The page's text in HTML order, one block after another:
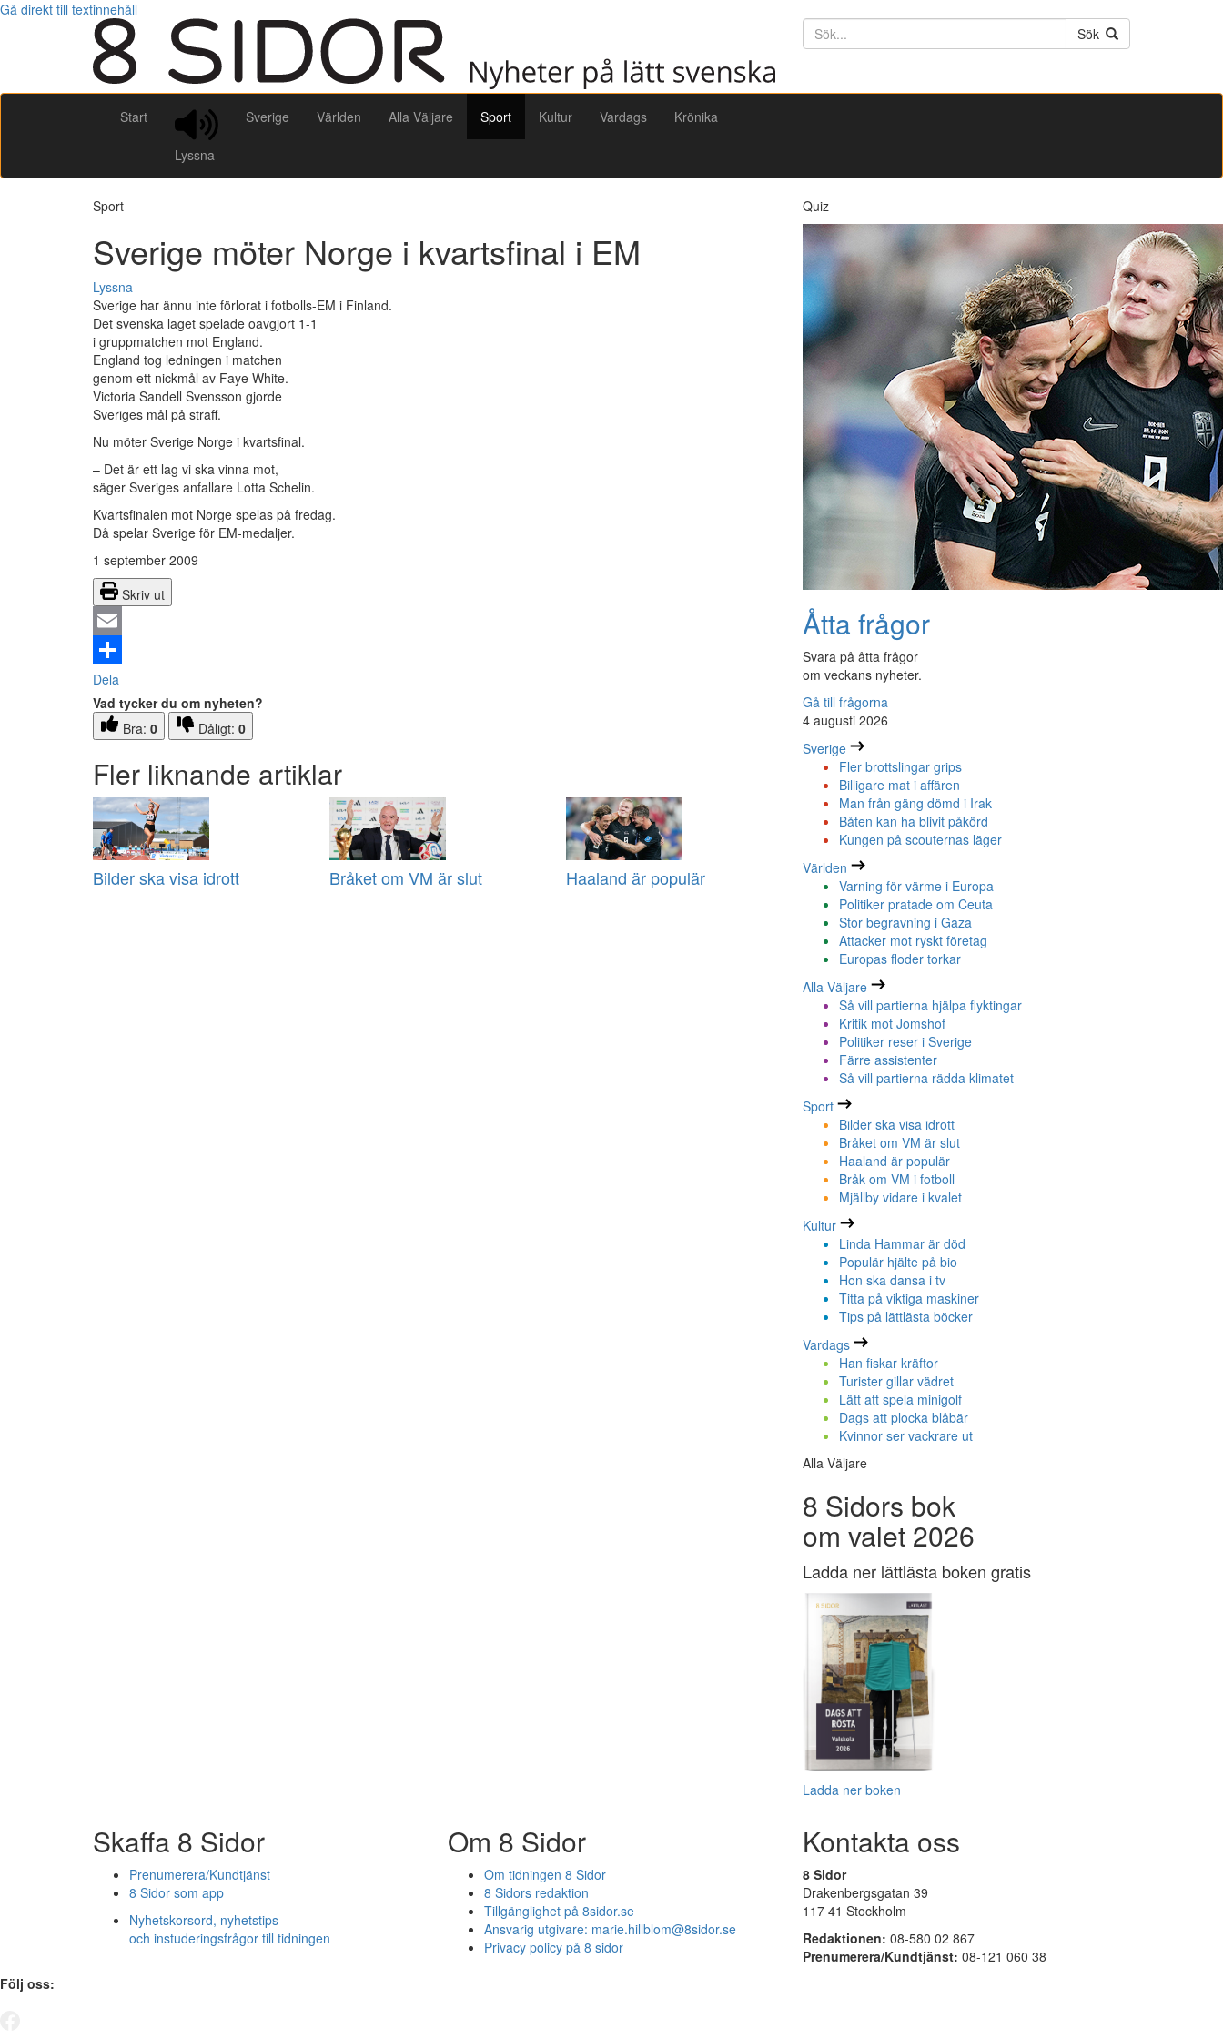
Gå direkt till textinnehåll
Söktext
Sök
Start
Lyssna
Sverige Världen Alla Väljare Sport Kultur Vardags Krönika
Sport
Sverige möter Norge i kvartsfinal i EM
Lyssna
Sverige har ännu inte förlorat i fotbolls-EM i Finland.
Det svenska laget spelade oavgjort 1-1
i gruppmatchen mot England.
England tog ledningen i matchen
genom ett nickmål av Faye White.
Victoria Sandell Svensson gjorde
Sveriges mål på straff.
Nu möter Sverige Norge i kvartsfinal.
– Det är ett lag vi ska vinna mot,
säger Sveriges anfallare Lotta Schelin.
Kvartsfinalen mot Norge spelas på fredag.
Då spelar Sverige för EM-medaljer.
1 september 2009
Skriv ut
Email
Dela
Vad tycker du om nyheten?
Bra: 0 Dåligt: 0
Fler liknande artiklar
Bilder ska visa idrott Bråket om VM är slut Haaland är populär
Quiz
Åtta frågor
Svara på åtta frågor
om veckans nyheter.
Gå till frågorna
4 augusti 2026
Sverige
Fler brottslingar grips
Billigare mat i affären
Man från gäng dömd i Irak
Båten kan ha blivit påkörd
Kungen på scouternas läger
Världen
Varning för värme i Europa
Politiker pratade om Ceuta
Stor begravning i Gaza
Attacker mot ryskt företag
Europas floder torkar
Alla Väljare
Så vill partierna hjälpa flyktingar
Kritik mot Jomshof
Politiker reser i Sverige
Färre assistenter
Så vill partierna rädda klimatet
Sport
Bilder ska visa idrott
Bråket om VM är slut
Haaland är populär
Bråk om VM i fotboll
Mjällby vidare i kvalet
Kultur
Linda Hammar är död
Populär hjälte på bio
Hon ska dansa i tv
Titta på viktiga maskiner
Tips på lättlästa böcker
Vardags
Han fiskar kräftor
Turister gillar vädret
Lätt att spela minigolf
Dags att plocka blåbär
Kvinnor ser vackrare ut
Alla Väljare
8 Sidors bok
om valet 2026
Ladda ner lättlästa boken gratis
Ladda ner boken
Skaffa 8 Sidor
Prenumerera/Kundtjänst
8 Sidor som app
Nyhetskorsord, nyhetstips
och instuderingsfrågor till tidningen
Om 8 Sidor
Om tidningen 8 Sidor
8 Sidors redaktion
Tillgänglighet på 8sidor.se
Ansvarig utgivare: marie.hillblom@8sidor.se
Privacy policy på 8 sidor
Kontakta oss
8 Sidor
Drakenbergsgatan 39
117 41 Stockholm
Redaktionen: 08-580 02 867
Prenumerera/Kundtjänst: 08-121 060 38
Följ oss: